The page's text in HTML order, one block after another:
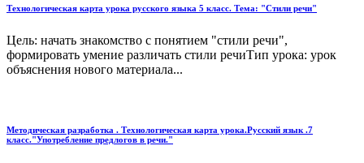
Технологическая карта урока русского языка 5 класс. Тема: "Стили речи"
Цель: начать знакомство с понятием "стили речи",
формировать умение различать стили речиТип урока: урок
объяснения нового материала...
Методическая разработка . Технологическая карта урока.Русский язык .7
класс."Употребление предлогов в речи."